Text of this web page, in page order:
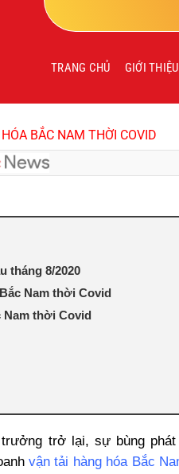
TRANG CHỦ GIỚI THIỆU
BẮC NAM THỜI COVID
tháng 8/2020
Nam thời Covid
Nam thời Covid
trở lại, sự bùng
vận tải hàng hóa Bắc